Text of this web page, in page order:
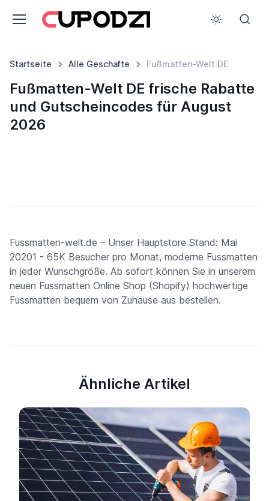
Startseite Alle Geschäfte Fußmatten-Welt DE
Fußmatten-Welt DE frische Rabatte
und Gutscheincodes für August
2026
Fussmatten-welt.de – Unser Hauptstore Stand: Mai
20201 - 65K Besucher pro Monat, moderne Fussmatten
in jeder Wunschgröße. Ab sofort können Sie in unserem
neuen Fussmatten Online Shop (Shopify) hochwertige
Fussmatten bequem von Zuhause aus bestellen.
Ähnliche Artikel